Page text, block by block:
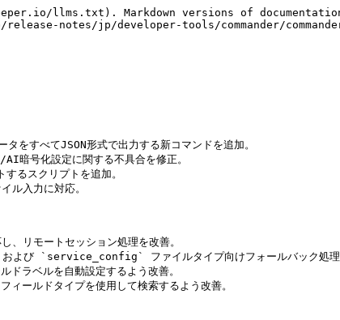
llms.txt). Markdown versions of
notes/jp/developer-tools/commander/
すべてJSON形式で出力する新コマンドを追加。
号化設定に関する不具合を修正。
るスクリプトを追加。
ル入力に対応。
リモートセッション処理を改善。
よび `service_config` ファイルタイプ向けフォールバック処理
ラベルを自動設定するよう改善。
ールドタイプを使用して検索するよう改善。